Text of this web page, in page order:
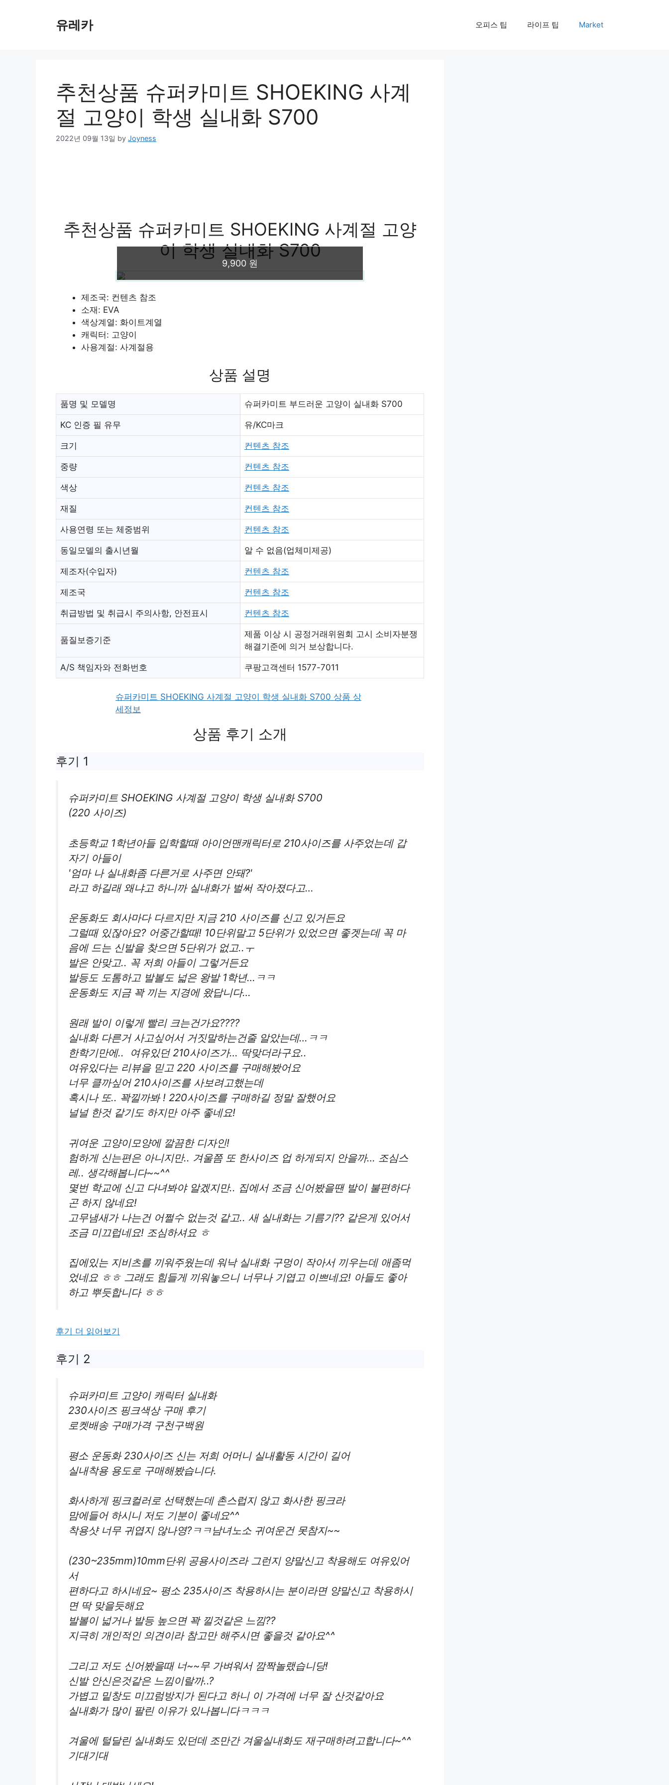
유레카 오피스 팁 라이프 팁 Market
추천상품 슈퍼카미트 SHOEKING 사계
절 고양이 학생 실내화 S700
2022년 09월 13일 by Joyness
추천상품 슈퍼카미트 SHOEKING 사계절 고양
이 학생 실내화 S700
9,900 원
제조국: 컨텐츠 참조
소재: EVA
색상계열: 화이트계열
캐릭터: 고양이
사용계절: 사계절용
상품 설명
품명 및 모델명 슈퍼카미트 부드러운 고양이 실내화 S700
KC 인증 필 유무 유/KC마크
크기 컨텐츠 참조
중량 컨텐츠 참조
색상 컨텐츠 참조
재질 컨텐츠 참조
사용연령 또는 체중범위 컨텐츠 참조
동일모델의 출시년월 알 수 없음(업체미제공)
제조자(수입자) 컨텐츠 참조
제조국 컨텐츠 참조
취급방법 및 취급시 주의사항, 안전표시 컨텐츠 참조
품질보증기준
제품 이상 시 공정거래위원회 고시 소비자분쟁
해결기준에 의거 보상합니다.
A/S 책임자와 전화번호 쿠팡고객센터 1577-7011
슈퍼카미트 SHOEKING 사계절 고양이 학생 실내화 S700 상품 상
세정보
상품 후기 소개
후기 1
슈퍼카미트 SHOEKING 사계절 고양이 학생 실내화 S700
(220 사이즈)
초등학교 1학년아들 입학할때 아이언맨캐릭터로 210사이즈를 사주었는데 갑
자기 아들이
'엄마 나 실내화좀 다른거로 사주면 안돼?'
라고 하길래 왜냐고 하니까 실내화가 벌써 작아졌다고…
운동화도 회사마다 다르지만 지금 210 사이즈를 신고 있거든요
그럴때 있잖아요? 어중간할때! 10단위말고 5단위가 있었으면 좋겟는데 꼭 마
음에 드는 신발을 찾으면 5단위가 없고..ㅜ
발은 안맞고.. 꼭 저희 아들이 그렇거든요
발등도 도톰하고 발볼도 넓은 왕발 1학년…ㅋㅋ
운동화도 지금 꽉 끼는 지경에 왔답니다…
원래 발이 이렇게 빨리 크는건가요????
실내화 다른거 사고싶어서 거짓말하는건줄 알았는데…ㅋㅋ
한학기만에.. 여유있던 210사이즈가… 딱맞더라구요..
여유있다는 리뷰을 믿고 220 사이즈를 구매해봤어요
너무 클까싶어 210사이즈를 사보려고했는데
혹시나 또.. 꽉낄까봐 ! 220사이즈를 구매하길 정말 잘했어요
널널 한것 같기도 하지만 아주 좋네요!
귀여운 고양이모양에 깔끔한 디자인!
험하게 신는편은 아니지만.. 겨울쯤 또 한사이즈 업 하게되지 안을까… 조심스
레.. 생각해봅니다~~^^
몇번 학교에 신고 다녀봐야 알겠지만.. 집에서 조금 신어봤을땐 발이 불편하다
곤 하지 않네요!
고무냄새가 나는건 어쩔수 없는것 같고.. 새 실내화는 기름기?? 같은게 있어서
조금 미끄럽네요! 조심하셔요 ㅎ
집에있는 지비츠를 끼워주웠는데 워낙 실내화 구멍이 작아서 끼우는데 애좀먹
었네요 ㅎㅎ 그래도 힘들게 끼워놓으니 너무나 기엽고 이쁘네요! 아들도 좋아
하고 뿌듯합니다 ㅎㅎ
후기 더 읽어보기
후기 2
슈퍼카미트 고양이 캐릭터 실내화
230사이즈 핑크색상 구매 후기
로켓배송 구매가격 구천구백원
평소 운동화 230사이즈 신는 저희 어머니 실내활동 시간이 길어
실내착용 용도로 구매해봤습니다.
화사하게 핑크컬러로 선택했는데 촌스럽지 않고 화사한 핑크라
맘에들어 하시니 저도 기분이 좋네요^^
착용샷 너무 귀엽지 않나영?ㅋㅋ남녀노소 귀여운건 못참지~~
(230~235mm)10mm단위 공용사이즈라 그런지 양말신고 착용해도 여유있어
서
편하다고 하시네요~ 평소 235사이즈 착용하시는 분이라면 양말신고 착용하시
면 딱 맞을듯해요
발볼이 넓거나 발등 높으면 꽉 낄것같은 느낌??
지극히 개인적인 의견이라 참고만 해주시면 좋을것 같아요^^
그리고 저도 신어봤을때 너~~무 가벼워서 깜짝놀랬습니당!
신발 안신은것같은 느낌이랄까..?
가볍고 밑창도 미끄럼방지가 된다고 하니 이 가격에 너무 잘 산것같아요
실내화가 많이 팔린 이유가 있나봅니다ㅋㅋㅋ
겨울에 털달린 실내화도 있던데 조만간 겨울실내화도 재구매하려고합니다~^^
기대기대